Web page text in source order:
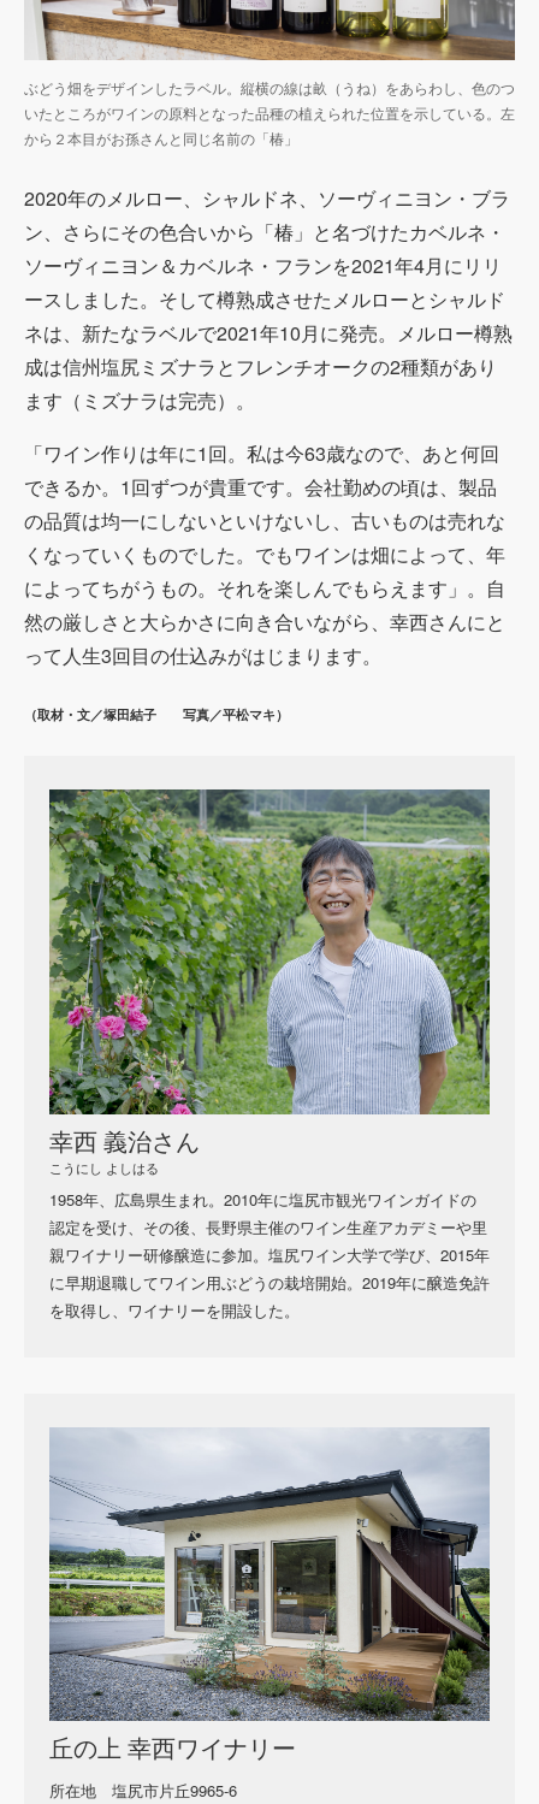
ぶどう畑をデザインしたラベル。縦横の線は畝（うね）をあらわし、色のつ
いたところがワインの原料となった品種の植えられた位置を示している。左
から２本目がお孫さんと同じ名前の「椿」
2020年のメルロー、シャルドネ、ソーヴィニヨン・ブラ
ン、さらにその色合いから「椿」と名づけたカベルネ・
ソーヴィニヨン＆カベルネ・フランを2021年4月にリリ
ースしました。そして樽熟成させたメルローとシャルド
ネは、新たなラベルで2021年10月に発売。メルロー樽熟
成は信州塩尻ミズナラとフレンチオークの2種類があり
ます（ミズナラは完売）。
「ワイン作りは年に1回。私は今63歳なので、あと何回
できるか。 1回ずつが貴重です。会社勤めの頃は、製品
の品質は均一にしないといけないし、古いものは売れな
くなっていくものでした。でもワインは畑によって、年
によってちがうもの。それを楽しんでもらえます」。自
然の厳しさと大らかさに向き合いながら、幸西さんにと
って人生3回目の仕込みがはじまります。
（取材・文／塚田結子 写真／平松マキ）
幸西 義治さん
こうにし よしはる
1958年、広島県生まれ。 2010年に塩尻市観光ワインガイドの
認定を受け、その後、長野県主催のワイン生産アカデミーや里
親ワイナリー研修醸造に参加。塩尻ワイン大学で学び、 2015年
に早期退職してワイン用ぶどうの栽培開始。 2019年に醸造免許
を取得し、ワイナリーを開設した。
丘の上 幸西ワイナリー
所在地 塩尻市片丘9965-6